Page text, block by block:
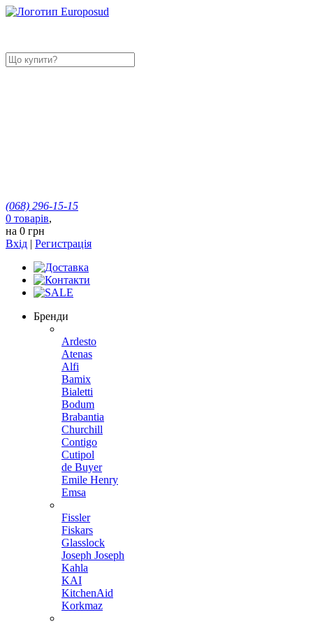
(068) 296-15-15
0 товарів,
на 0 грн
Вхід | Регистрація
Бренди
Ardesto
Atenas
Alfi
Bamix
Bialetti
Bodum
Brabantia
Churchill
Contigo
Cutipol
de Buyer
Emile Henry
Emsa
Fissler
Fiskars
Glasslock
Joseph Joseph
Kahla
KAI
KitchenAid
Korkmaz